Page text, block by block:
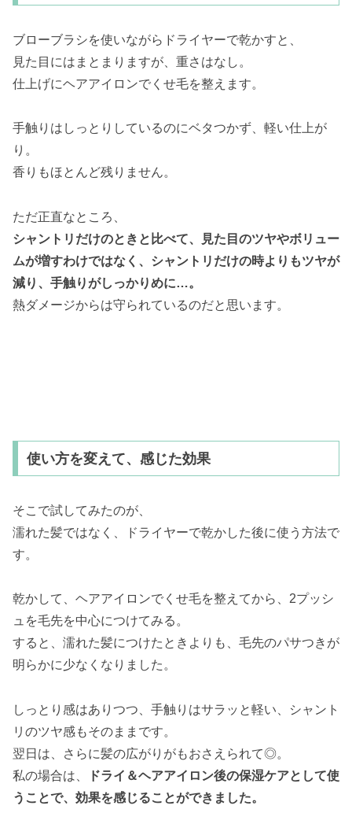
ブローブラシを使いながらドライヤーで乾かすと、
見た目にはまとまりますが、重さはなし。
仕上げにヘアアイロンでくせ毛を整えます。
手触りはしっとりしているのにベタつかず、軽い仕上が
り。
香りもほとんど残りません。
ただ正直なところ、
シャントリだけのときと比べて、見た目のツヤやボリュー
ムが増すわけではなく、シャントリだけの時よりもツヤが
減り、手触りがしっかりめに…。
熱ダメージからは守られているのだと思います。
使い方を変えて、感じた効果
そこで試してみたのが、
濡れた髪ではなく、ドライヤーで乾かした後に使う方法で
す。
乾かして、ヘアアイロンでくせ毛を整えてから、2プッシ
ュを毛先を中心につけてみる。
すると、濡れた髪につけたときよりも、毛先のパサつきが
明らかに少なくなりました。
しっとり感はありつつ、手触りはサラッと軽い、シャント
リのツヤ感もそのままです。
翌日は、さらに髪の広がりがもおさえられて◎。
私の場合は、
ドライ＆ヘアアイロン後の保湿ケアとして使
うことで、効果を感じることができました。